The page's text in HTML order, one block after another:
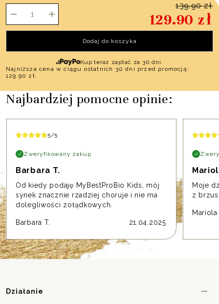
ilość
MyBestProBIO
Dodaj do koszyka
139.90zł
Pierwotna
cena
wynosiła:
139.90 zł.
129.90 zł
Aktualna
cena
wynosi:
129.90 zł.
Kup teraz zapłać za 30 dni.
Najniższa cena w ciągu ostatnich 30 dni przed promocją:
129.90 zł
Najbardziej pomocne opinie:
5/5
Zweryfikowany zakup
Barbara T.
Od kiedy podaję MyBestProBio Kids, mój
synek znacznie rzadziej choruje i nie ma
dolegliwości zołądkowych.
Barbara T. 21.04.2025
Moje
z
Mariola
Działanie